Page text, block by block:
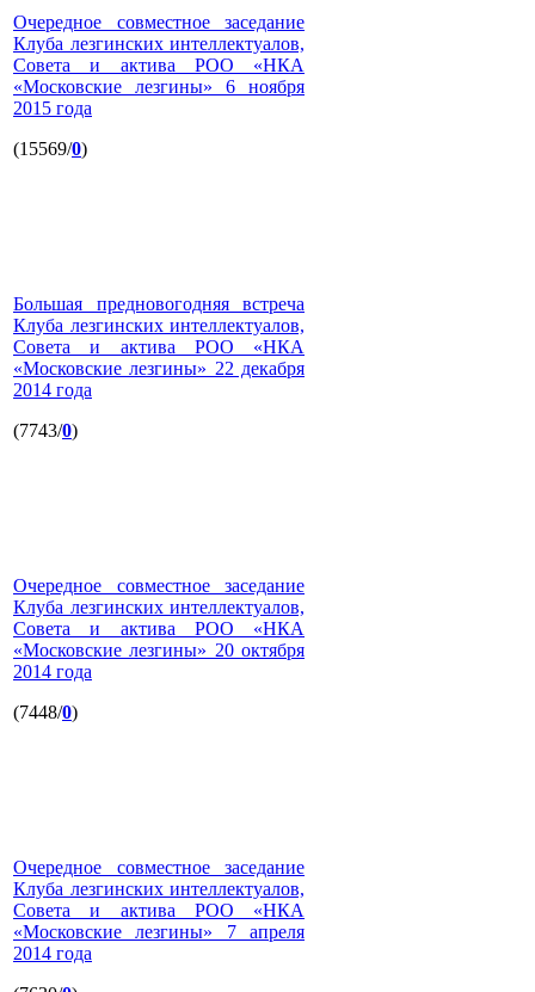
Очередное совместное заседание
Клуба лезгинских интеллектуалов,
Совета и актива РОО «НКА
«Московские лезгины» 6 ноября
2015 года
(15569/0)
Большая предновогодняя встреча
Клуба лезгинских интеллектуалов,
Совета и актива РОО «НКА
«Московские лезгины» 22 декабря
2014 года
(7743/0)
Очередное совместное заседание
Клуба лезгинских интеллектуалов,
Совета и актива РОО «НКА
«Московские лезгины» 20 октября
2014 года
(7448/0)
Очередное совместное заседание
Клуба лезгинских интеллектуалов,
Совета и актива РОО «НКА
«Московские лезгины» 7 апреля
2014 года